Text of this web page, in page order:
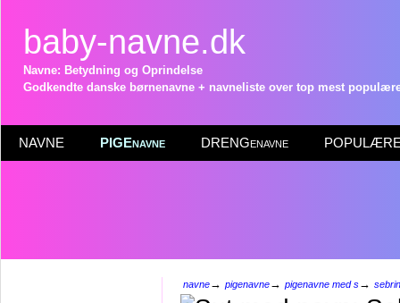
baby-navne.dk
Navne: Betydning og Oprindelse
Godkendte danske børnenavne + navneliste over top mest
NAVNE PIGEnavne DRENGenavne POPULÆRE
navne→ pigenavne→ pigenavne med s→